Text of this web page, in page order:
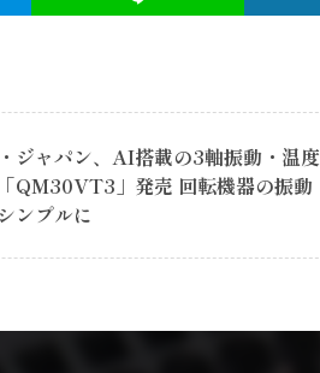
ジャパン、AI搭載の3軸振動・温度
QM30VT3」発売 回転機器の振動
ンプルに